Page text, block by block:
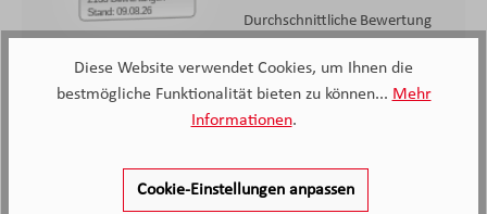
Stand: 09.08.26
Durchschnittliche Bewertung
Diese Website verwendet Cookies, um Ihnen die
bestmögliche Funktionalität bieten zu können... Mehr
Informationen.
Cookie-Einstellungen anpassen